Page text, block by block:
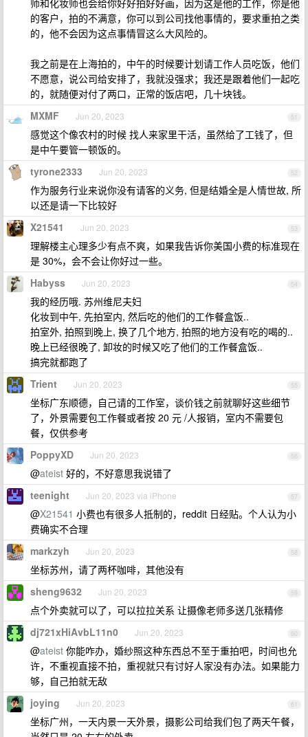
师和化妆师也会给你好好拍好好画，因为这是他的工作，你是他
的客户，拍的不满意，你可以到公司找他事情的，要求重拍之类
的，他不会因为这点事情冒这么大风险的。
我之前是在上海拍的，中午的时候要计划请工作人员吃饭，他们
不愿意，说公司给安排了，我就没强求；我还是跟着他们一起吃
的，就随便对付了两口，正常的饭店吧，几十块钱。
51
MXMF Jun 20, 2023
感觉这个像农村的时候 找人来家里干活，虽然给了工钱了，但
是中午要管一顿饭的。
52
tyrone2333 Jun 20, 2023
作为服务行业来说你没有请客的义务, 但是结婚全是人情世故, 所
以还是请一下比较好
53
X21541 Jun 20, 2023
理解楼主心理多少有点不爽，如果我告诉你美国小费的标准现在
是 30%，会不会让你好过一些。
54
Habyss Jun 20, 2023
我的经历哦. 苏州维尼夫妇
化妆到中午, 先拍室内, 然后吃的他们的工作餐盒饭..
拍室外, 拍照到晚上, 换了几个地方, 拍照的地方没有吃的喝的..
晚上已经很晚了, 卸妆的时候又吃了他们的工作餐盒饭..
搞完就都跑了
55
Trient Jun 20, 2023
坐标广东顺德，自己请的工作室，谈价钱之前就聊好这些细节
了，外景需要包工作餐或者按 20 元 /人报销，室内不需要包
餐，仅供参考
56
PoppyXD Jun 20, 2023
@ateist 好的，不好意思我说错了
57
teenight Jun 20, 2023 via iPhone
@X21541 小费也有很多人抵制的，reddit 日经贴。个人认为小
费确实不合理
58
markzyh Jun 20, 2023
坐标苏州，请了两杯咖啡，其他没有
59
sheng9632 Jun 20, 2023
点个外卖就可以了，可以拉拉关系 让摄像老师多送几张精修
60
dj721xHiAvbL11n0 Jun 20, 2023
@ateist 你能咋办，婚纱照这种东西总不至于重拍吧，时间也允
许，不重视直接不拍，重视就只有讨好人家没有办法。如果能力
够，自己拍就无敌
61
joying Jun 20, 2023
坐标广州，一天内景一天外景，摄影公司给我们包了两天午餐，